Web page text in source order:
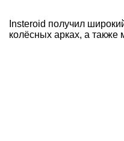
Insteroid получил
колёсных арках, а